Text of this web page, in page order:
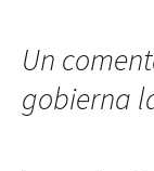
Un
gobierna